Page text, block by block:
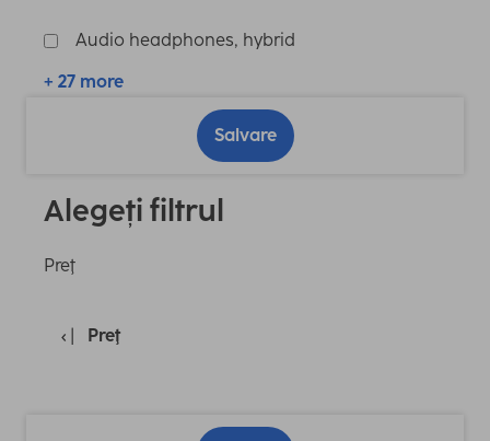
Audio headphones, hybrid
+ 27 more
Salvare
Alegeți filtrul
Preţ
Preţ